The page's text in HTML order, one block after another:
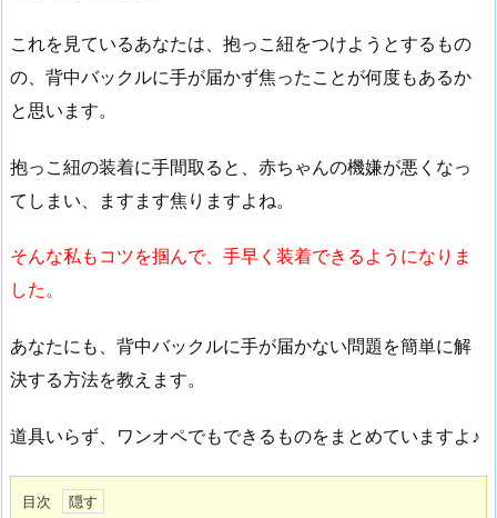
これを見ているあなたは、抱っこ紐をつけようとするもの
の、背中バックルに手が届かず焦ったことが何度もあるか
と思います。
抱っこ紐の装着に手間取ると、赤ちゃんの機嫌が悪くなっ
てしまい、ますます焦りますよね。
そんな私もコツを掴んで、手早く装着できるようになりま
した。
あなたにも、背中バックルに手が届かない問題を簡単に解
決する方法を教えます。
道具いらず、ワンオペでもできるものをまとめていますよ♪
目次